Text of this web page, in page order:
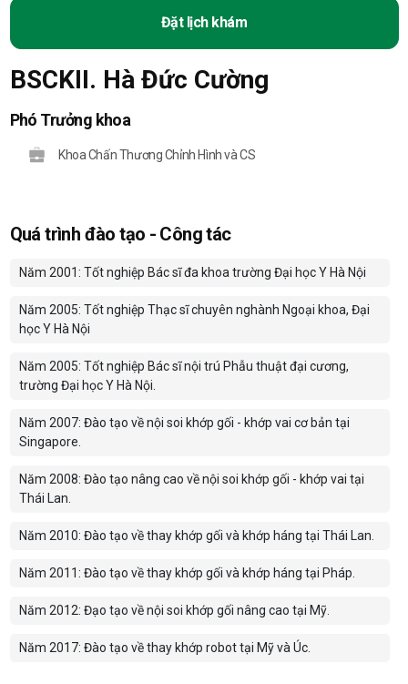
Đặt lịch khám
BSCKII. Hà Đức Cường
Phó Trưởng khoa
Khoa Chấn Thương Chỉnh Hình và CS
Quá trình đào tạo - Công tác
Năm 2001: Tốt nghiệp Bác sĩ đa khoa trường Đại học Y Hà Nội
Năm 2005: Tốt nghiệp Thạc sĩ chuyên nghành Ngoại khoa, Đại
học Y Hà Nội
Năm 2005: Tốt nghiệp Bác sĩ nội trú Phẫu thuật đại cương,
trường Đại học Y Hà Nội.
Năm 2007: Đào tạo về nội soi khớp gối - khớp vai cơ bản tại
Singapore.
Năm 2008: Đào tạo nâng cao về nội soi khớp gối - khớp vai tại
Thái Lan.
Năm 2010: Đào tạo về thay khớp gối và khớp háng tại Thái Lan.
Năm 2011: Đào tạo về thay khớp gối và khớp háng tại Pháp.
Năm 2012: Đạo tạo về nội soi khớp gối nâng cao tại Mỹ.
Năm 2017: Đào tạo về thay khớp robot tại Mỹ và Úc.